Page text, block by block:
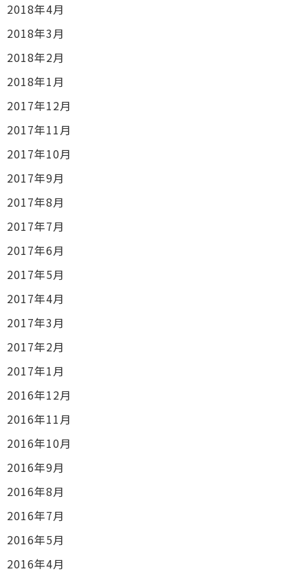
2018年4月
2018年3月
2018年2月
2018年1月
2017年12月
2017年11月
2017年10月
2017年9月
2017年8月
2017年7月
2017年6月
2017年5月
2017年4月
2017年3月
2017年2月
2017年1月
2016年12月
2016年11月
2016年10月
2016年9月
2016年8月
2016年7月
2016年5月
2016年4月